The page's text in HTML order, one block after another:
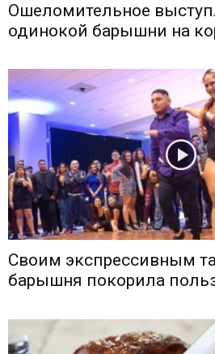
Ошеломительное
одинокой барышни на
Своим экспрессивным
барышня покорила